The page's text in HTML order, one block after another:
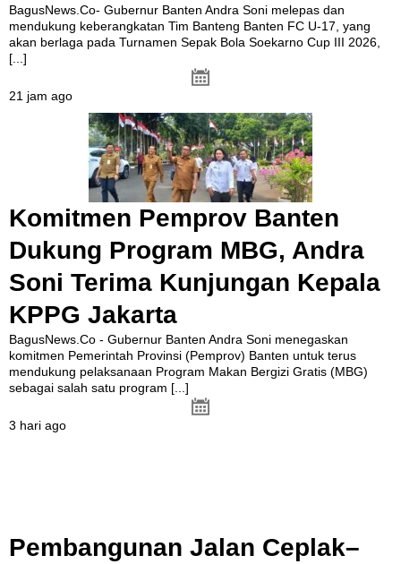
BagusNews.Co- Gubernur Banten Andra Soni melepas dan
mendukung keberangkatan Tim Banteng Banten FC U-17, yang
akan berlaga pada Turnamen Sepak Bola Soekarno Cup III 2026,
[...]
21 jam ago
Komitmen Pemprov Banten
Dukung Program MBG, Andra
Soni Terima Kunjungan Kepala
KPPG Jakarta
BagusNews.Co - Gubernur Banten Andra Soni menegaskan
komitmen Pemerintah Provinsi (Pemprov) Banten untuk terus
mendukung pelaksanaan Program Makan Bergizi Gratis (MBG)
sebagai salah satu program [...]
3 hari ago
Pembangunan Jalan Ceplak–